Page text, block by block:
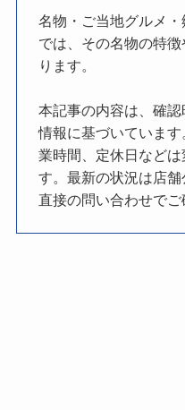
名物・ご当地グルメ
では、その名物の特
ります。
本記事の内容は、確
情報に基づいていま
業時間、定休日など
す。最新の状況は店
直接の問い合わせでご